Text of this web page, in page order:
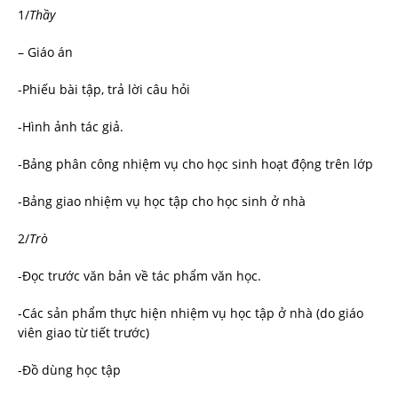
1/Thầy
– Giáo án
-Phiếu bài tập, trả lời câu hỏi
-Hình ảnh tác giả.
-Bảng phân công nhiệm vụ cho học sinh hoạt động trên lớp
-Bảng giao nhiệm vụ học tập cho học sinh ở nhà
2/Trò
-Đọc trước văn bản về tác phẩm văn học.
-Các sản phẩm thực hiện nhiệm vụ học tập ở nhà (do giáo
viên giao từ tiết trước)
-Đồ dùng học tập